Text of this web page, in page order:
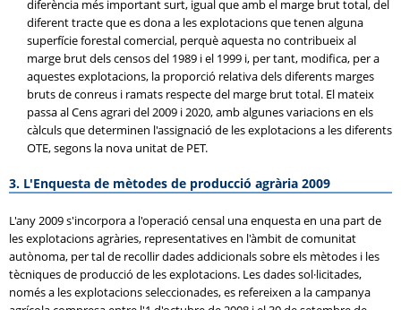
diferència més important surt, igual que amb el marge brut total, del
diferent tracte que es dona a les explotacions que tenen alguna
superfície forestal comercial, perquè aquesta no contribueix al
marge brut dels censos del 1989 i el 1999 i, per tant, modifica, per a
aquestes explotacions, la proporció relativa dels diferents marges
bruts de conreus i ramats respecte del marge brut total. El mateix
passa al Cens agrari del 2009 i 2020, amb algunes variacions en els
càlculs que determinen l'assignació de les explotacions a les diferents
OTE, segons la nova unitat de PET.
3. L'Enquesta de mètodes de producció agrària 2009
L'any 2009 s'incorpora a l'operació censal una enquesta en una part de
les explotacions agràries, representatives en l'àmbit de comunitat
autònoma, per tal de recollir dades addicionals sobre els mètodes i les
tècniques de producció de les explotacions. Les dades sol·licitades,
només a les explotacions seleccionades, es refereixen a la campanya